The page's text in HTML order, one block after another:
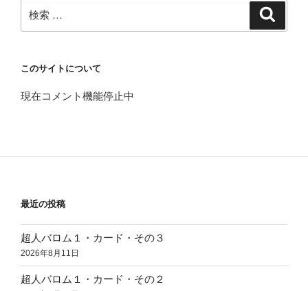
検
索:
このサイトについて
現在コメント機能停止中
最近の投稿
超人バロム１・カード・その３
2026年8月11日
超人バロム１・カード・その２